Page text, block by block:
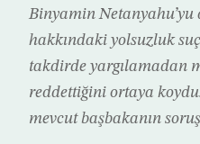
Binyamin
hakkındaki yolsuzluk
takdirde yargılamadan
reddettiğini ortaya
mevcut başbakanın